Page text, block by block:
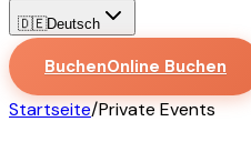
🇩🇪Deutsch
BuchenOnline Buchen
Startseite/Private Events